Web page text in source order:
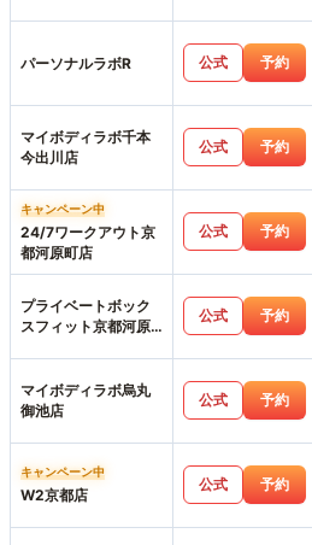
パーソナルラボR 公式 予約
マイボディラボ千本
今出川店
公式 予約
キャンペーン中
24/7ワークアウト京
都河原町店
公式 予約
プライベートボック
スフィット京都河原
公式 予約
マイボディラボ烏丸
御池店
公式 予約
キャンペーン中
W2京都店
公式 予約